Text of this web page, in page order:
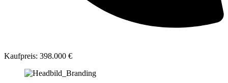
Kaufpreis: 398.000 €